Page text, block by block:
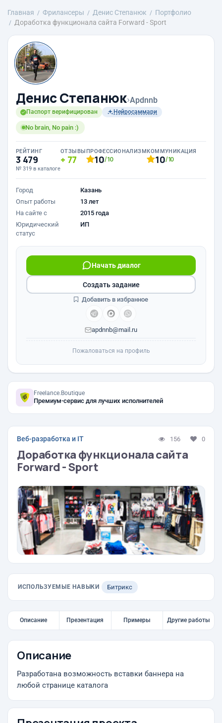
Главная Фрилансеры Денис Степанюк
Портфолио
Доработка функционала сайта Forward - Sport
Денис Степанюк›Apdnnb
Паспорт верифицирован Нейросаммари
No brain, No pain :)
РЕЙТИНГ
3 479
№ 319 в каталоге
ОТЗЫВЫ
77
ПРОФЕССИОНАЛИЗМ
10/10
КОММУНИКАЦИЯ
10/10
Город
Казань
Опыт работы
13 лет
На сайте с
2015 года
Юридический
статус
ИП
Начать диалог
apdnnb@mail.ru
Создать задание
Добавить в избранное
Пожаловаться на профиль
Freelance.Boutique
Премиум-сервис для лучших исполнителей
Веб-разработка и IT 156 0
Доработка функционала сайта
Forward - Sport
ИСПОЛЬЗУЕМЫЕ НАВЫКИ Битрикс
Описание Презентация Примеры Другие работы
Описание
Разработана возможность вставки баннера на
любой странице каталога